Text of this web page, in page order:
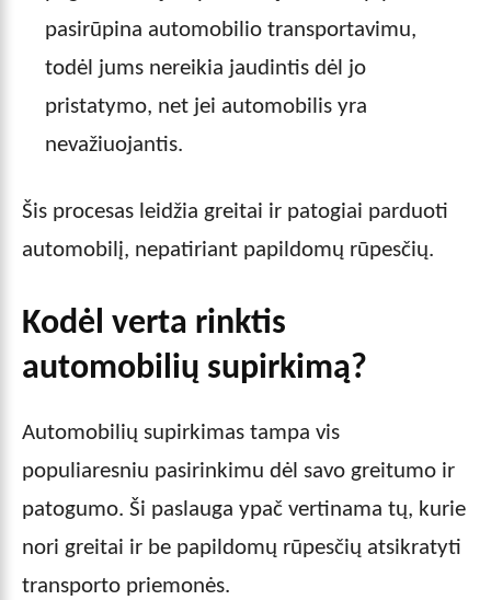
pasirūpina automobilio transportavimu,
todėl jums nereikia jaudintis dėl jo
pristatymo, net jei automobilis yra
nevažiuojantis.
Šis procesas leidžia greitai ir patogiai parduoti
automobilį, nepatiriant papildomų rūpesčių.
Kodėl verta rinktis
automobilių supirkimą?
Automobilių supirkimas tampa vis
populiaresniu pasirinkimu dėl savo greitumo ir
patogumo. Ši paslauga ypač vertinama tų, kurie
nori greitai ir be papildomų rūpesčių atsikratyti
transporto priemonės.